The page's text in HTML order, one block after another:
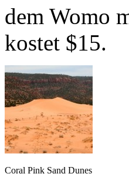
dem Womo
kostet $15.
Coral Pink Sand Dunes